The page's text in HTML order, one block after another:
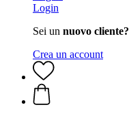
Login
Sei un nuovo cliente?
Crea un account